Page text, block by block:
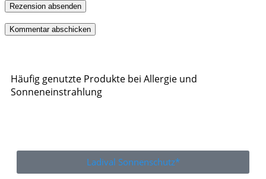
Rezension absenden
Häufig genutzte Produkte bei Allergie und
Sonneneinstrahlung
Ladival Sonnenschutz*